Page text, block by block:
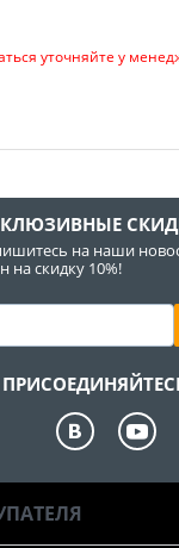
уточняйте у
на наши
на скидку 10%!